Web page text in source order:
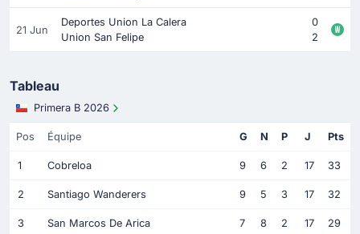
21 Jun
Deportes Union La Calera
0
Union San Felipe
2
Tableau
Primera B 2026
Pos Équipe G N P J Pts
1 Cobreloa 9 6 2 17 33
2 Santiago Wanderers 9 5 3 17 32
3 San Marcos De Arica 7 8 2 17 29